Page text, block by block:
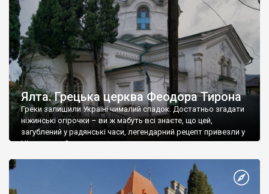
Ялта. Грецька церква Феодора Тирона
Греки залишили Україні чималий спадок. Достатньо згадати
ніжинські огірочки – ви ж мабуть всі знаєте, що цей,
загублений у радянські часи, легендарний рецепт привезли у
Ніжин греки?